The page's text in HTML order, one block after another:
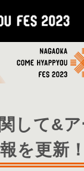
して&
を更新